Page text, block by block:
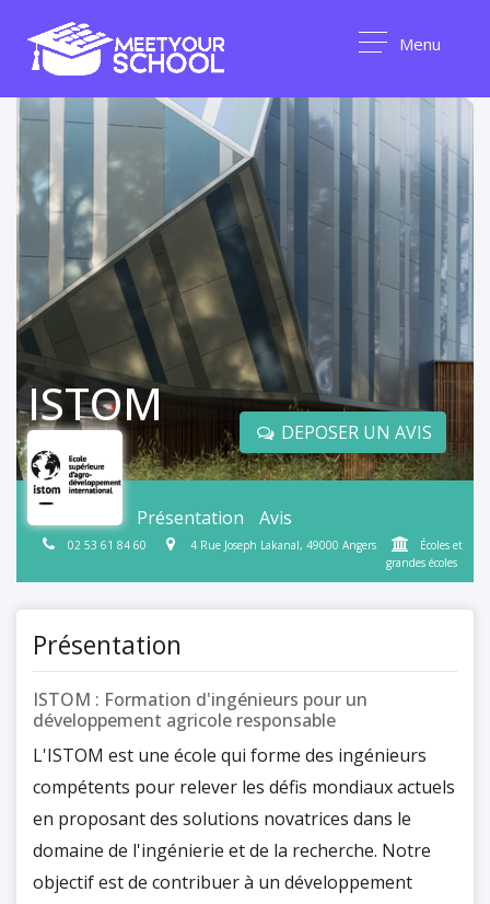
Menu
DEPOSER UN AVIS
ISTOM
Présentation Avis
02 53 61 84 60 4 Rue Joseph Lakanal, 49000 Angers
Écoles et
grandes écoles
Présentation
ISTOM : Formation d'ingénieurs pour un
développement agricole responsable
L'ISTOM est une école qui forme des ingénieurs
compétents pour relever les défis mondiaux actuels
en proposant des solutions novatrices dans le
domaine de l'ingénierie et de la recherche. Notre
objectif est de contribuer à un développement